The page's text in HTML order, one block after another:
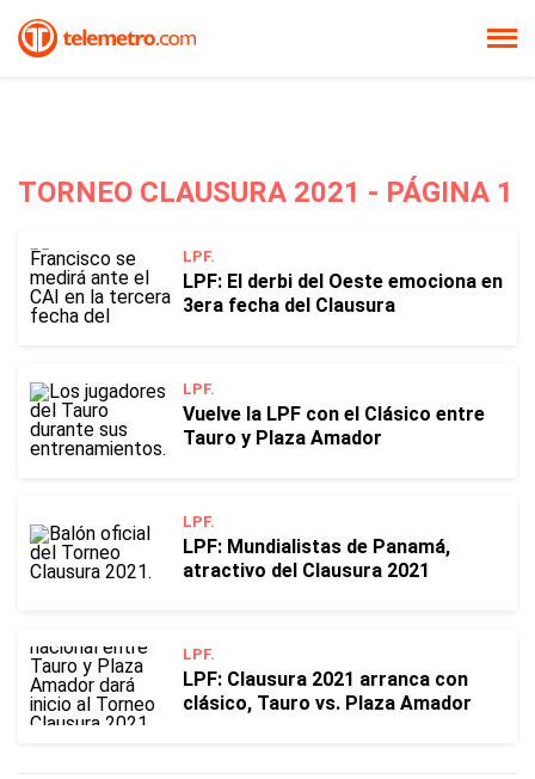
TORNEO CLAUSURA 2021 - PÁGINA 1
LPF.
LPF: El derbi del Oeste emociona en
3era fecha del Clausura
LPF.
Vuelve la LPF con el Clásico entre
Tauro y Plaza Amador
LPF.
LPF: Mundialistas de Panamá,
atractivo del Clausura 2021
LPF.
LPF: Clausura 2021 arranca con
clásico, Tauro vs. Plaza Amador